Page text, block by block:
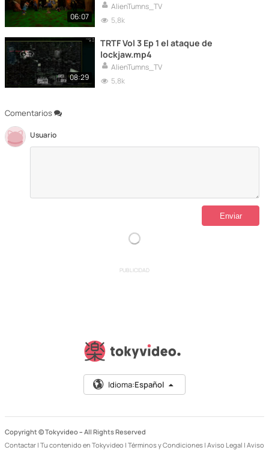
Comentarios
Usuario
06:07
AlienTumns_TV
5,8k
08:29
TRTF Vol 3 Ep 1 el ataque de
lockjaw.mp4
AlienTumns_TV
5,8k
PUBLICIDAD
Idioma:Español
Copyright © Tokyvideo – All Rights Reserved
Contactar | Tu contenido en Tokyvideo | Términos y Condiciones | Aviso Legal | Aviso